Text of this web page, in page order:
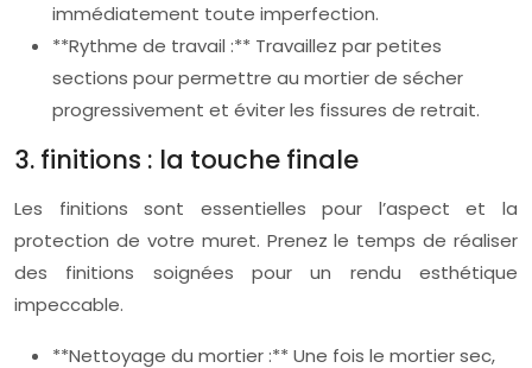
immédiatement toute imperfection.
**Rythme de travail :** Travaillez par petites
sections pour permettre au mortier de sécher
progressivement et éviter les fissures de retrait.
3. finitions : la touche finale
Les finitions sont essentielles pour l’aspect et la
protection de votre muret. Prenez le temps de réaliser
des finitions soignées pour un rendu esthétique
impeccable.
**Nettoyage du mortier :** Une fois le mortier sec,